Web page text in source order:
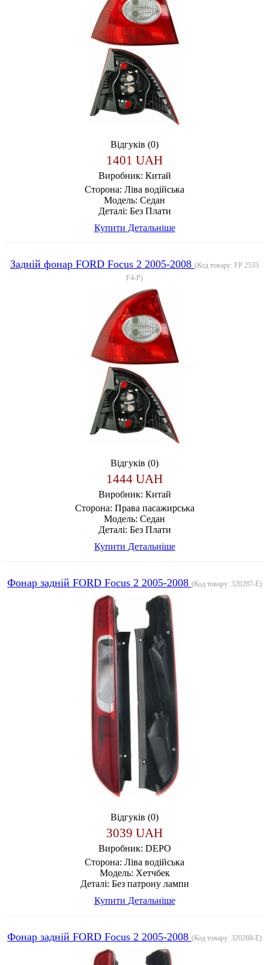
Відгуків (0)
1401 UAH
Виробник: Китай
Сторона: Ліва водійська
Модель: Седан
Деталі: Без Плати
Купити Детальніше
Задній фонар FORD Focus 2 2005-2008 (Код товару: FP 2533
F4-P)
Відгуків (0)
1444 UAH
Виробник: Китай
Сторона: Права пасажирська
Модель: Седан
Деталі: Без Плати
Купити Детальніше
Фонар задній FORD Focus 2 2005-2008 (Код товару: 320287-E)
Відгуків (0)
3039 UAH
Виробник: DEPO
Сторона: Ліва водійська
Модель: Хетчбек
Деталі: Без патрону лампи
Купити Детальніше
Фонар задній FORD Focus 2 2005-2008 (Код товару: 320288-E)